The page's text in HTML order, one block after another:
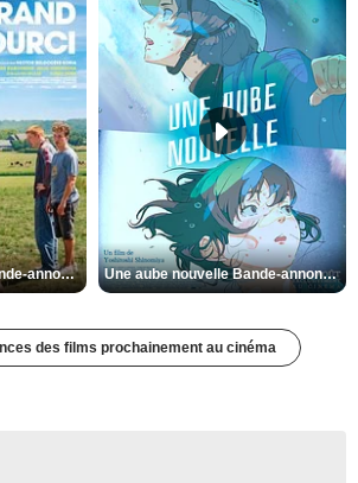
Un grand raccourci Bande-annonce VF Une aube nouvelle Bande-annonce VO STFR
des films prochainement au cinéma